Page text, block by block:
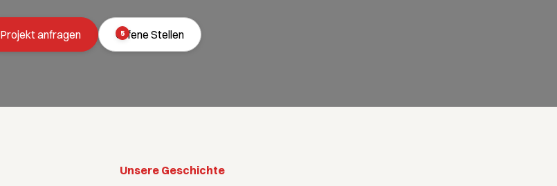
Projekt anfragen 5
Offene Stellen
Unsere Geschichte